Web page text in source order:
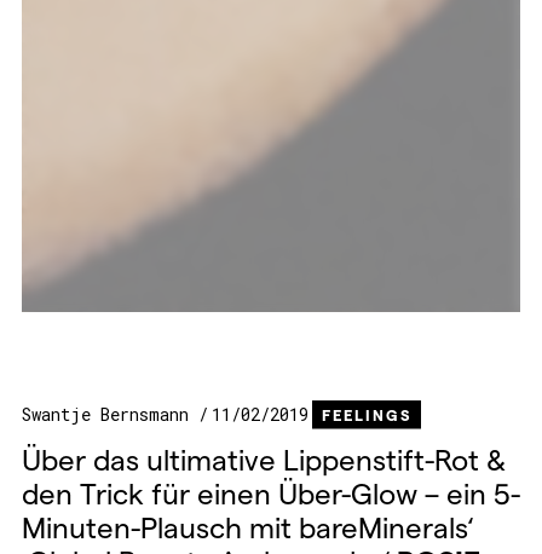
Swantje Bernsmann 11/02/2019 FEELINGS
Über das ultimative Lippenstift-Rot &
den Trick für einen Über-Glow – ein 5-
Minuten-Plausch mit bareMinerals‘